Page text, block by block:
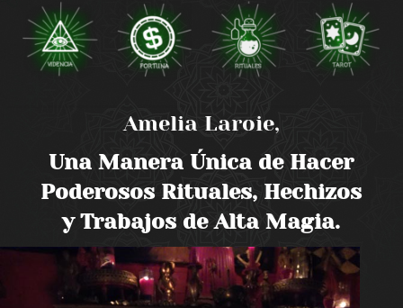
Amelia Laroie,
Una Manera Única de Hacer
Poderosos Rituales, Hechizos
y Trabajos de Alta Magia.